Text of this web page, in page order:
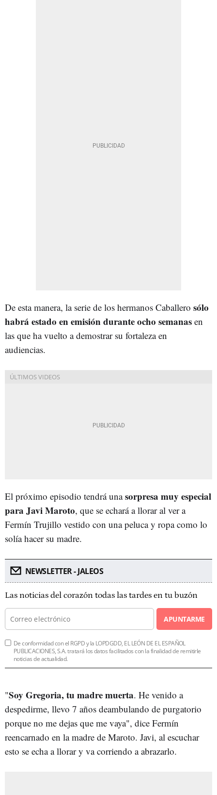
De esta manera, la serie de los hermanos Caballero sólo
habrá estado en emisión durante ocho semanas en
las que ha vuelto a demostrar su fortaleza en
audiencias.
El próximo episodio tendrá unasorpresa muy especial
para Javi Maroto, que se echará a llorar al ver a
Fermín Trujillo vestido con una peluca y ropa como lo
solía hacer su madre.
NEWSLETTER - JALEOS
Las noticias del corazón todas las tardes en tu buzón
APUNTARME
De conformidad con el RGPD y la LOPDGDD, EL LEÓN DE EL ESPAÑOL
PUBLICACIONES, S.A. tratará los datos facilitados con la finalidad de remitirle
noticias de actualidad.
"Soy Gregoria, tu madre muerta. He venido a
despedirme, llevo 7 años deambulando de purgatorio
porque no me dejas que me vaya", dice Fermín
reencarnado en la madre de Maroto. Javi, al escuchar
esto se echa a llorar y va corriendo a abrazarlo.